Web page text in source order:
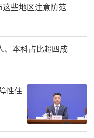
些地区注意防范
、本科占比超四成
性住